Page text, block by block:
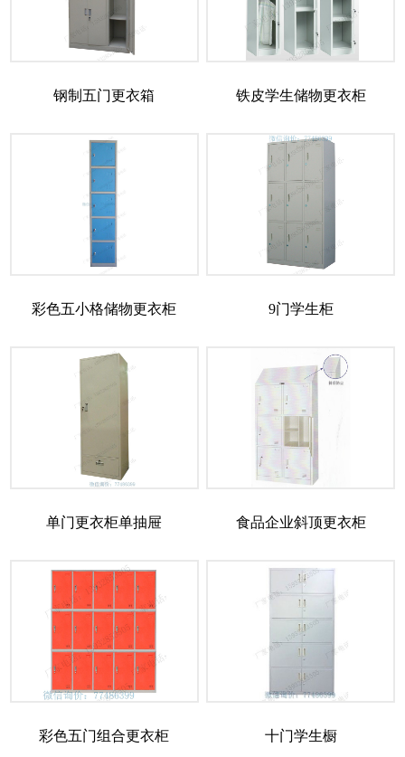
钢制五门更衣箱 铁皮学生储物更衣柜
彩色五小格储物更衣柜 9门学生柜
单门更衣柜单抽屉 食品企业斜顶更衣柜
彩色五门组合更衣柜 十门学生橱